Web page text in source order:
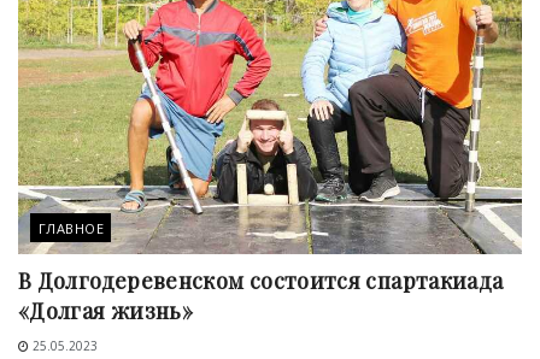
ГЛАВНОЕ
В Долгодеревенском состоится спартакиада
«Долгая жизнь»
25.05.2023